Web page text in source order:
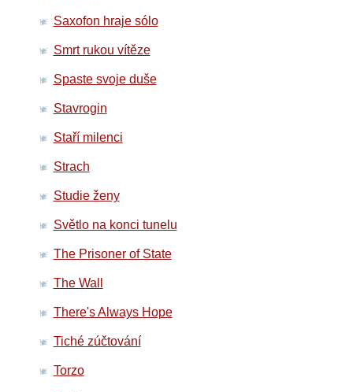
Saxofon hraje sólo
Smrt rukou vítěze
Spaste svoje duše
Stavrogin
Staří milenci
Strach
Studie ženy
Světlo na konci tunelu
The Prisoner of State
The Wall
There's Always Hope
Tiché zúčtování
Torzo